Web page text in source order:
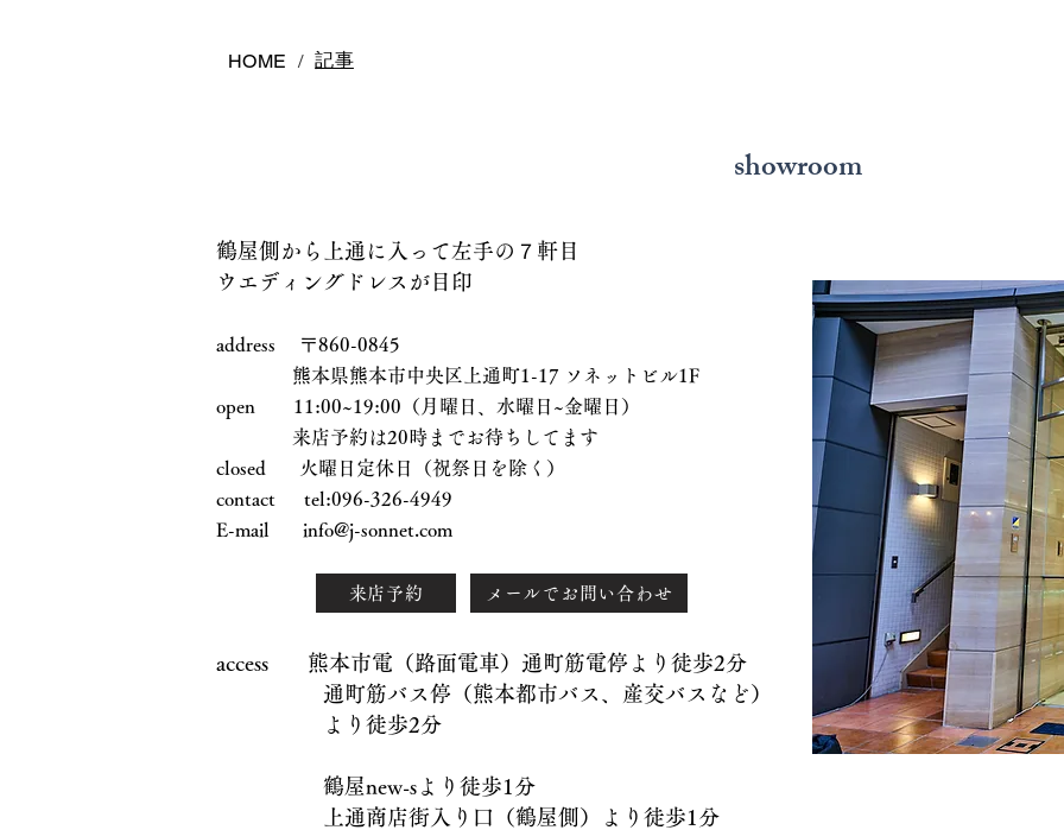
HOME / 記事
showroom
鶴屋側から上通に入って左手の７軒目
ウエディングドレスが目印
address 〒860-0845
熊本県熊本市中央区上通町1-17 ソネットビル1F
open 11:00~19:00（月曜日、水曜日~金曜日）
来店予約は20時までお待ちしてます
closed 火曜日定休日（祝祭日を除く）
contact tel:096-326-4949
E-mail info@j-sonnet.com
来店予約 メールでお問い合わせ
access 熊本市電（路面電車）通町筋電停より徒歩2分
通町筋バス停（熊本都市バス、産交バスなど）
より徒歩2分
鶴屋new-sより徒歩1分
上通商店街入り口（鶴屋側）より徒歩1分